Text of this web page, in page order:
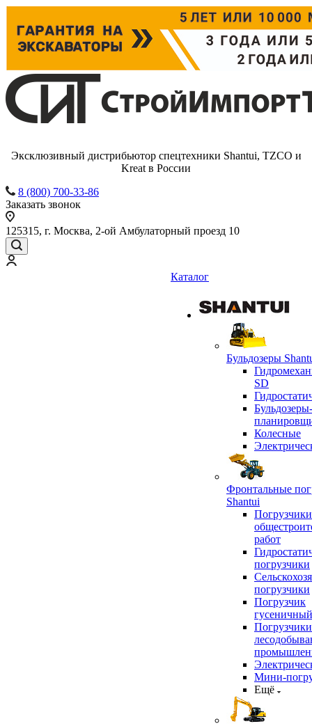
Эксклюзивный дистрибьютор спецтехники Shantui, TZCO и
Kreat в России
8 (800) 700-33-86
Заказать звонок
125315, г. Москва, 2-ой Амбулаторный проезд 10
Каталог
Бульдозеры
SD
Бульдозеры-
Колесные
Фронтальные
Shantui
работ
погрузчики
погрузчики
Погрузчик
гусеничный
Мини-
Ещё